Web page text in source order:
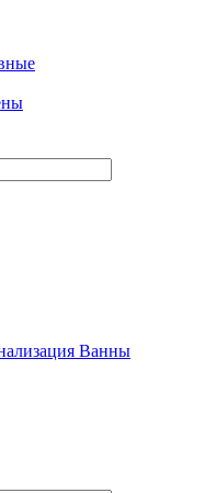
Ванны